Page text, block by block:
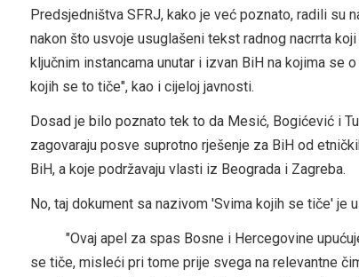
Predsjedništva SFRJ, kako je već poznato, radili su
nakon što usvoje usuglašeni tekst radnog nacrrta
ključnim instancama unutar i izvan BiH na kojima se
kojih se to tiče", kao i cijeloj javnosti.
Dosad je bilo poznato tek to da Mesić, Bogićević i
zagovaraju posve suprotno rješenje za BiH od
BiH, a koje podržavaju vlasti iz Beograda i Zagreba.
No, taj dokument sa nazivom 'Svima kojih se tiče' je
"Ovaj apel za spas Bosne i Hercegovine
se tiče, misleći pri tome prije svega na relevantne